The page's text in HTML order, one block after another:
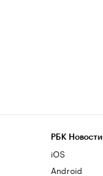
РБК Новости
iOS
Android